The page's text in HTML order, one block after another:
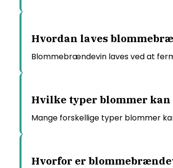
Hvordan laves
Blommebrændevin laves ved at
Hvilke typer blommer
Mange forskellige typer blommer
Hvorfor er